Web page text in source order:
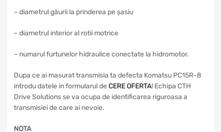
– diametrul găurii la prinderea pe șasiu
– diametrul interior al rotii motrice
– numarul furtunelor hidraulice conectate la hidromotor.
Dupa ce ai masurat transmisia ta defecta Komatsu PC15R-8
introdu datele in formularul de CERE OFERTA! Echipa CTH
Drive Solutions se va ocupa de identificarea riguroasa a
transmisiei de care ai nevoie.
NOTA